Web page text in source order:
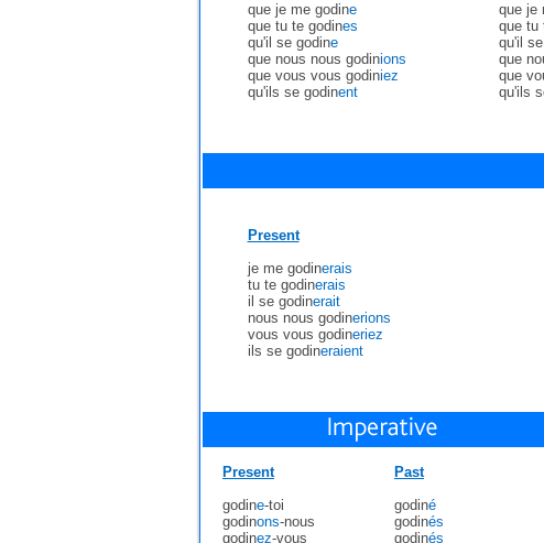
que je me godine
que tu te godines
qu'il se godine
que nous nous godinions
que vous vous godiniez
qu'ils se godinent
que je
que tu
qu'il
que
que
qu'ils
Present
je me godinerais
tu te godinerais
il se godinerait
nous nous godinerions
vous vous godineriez
ils se godineraient
Present
godine-toi
godinons-nous
godinez-vous
Past
godiné
godinés
godinés